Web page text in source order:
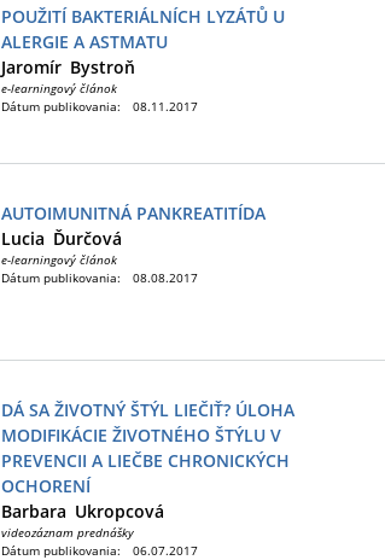
POUŽITÍ BAKTERIÁLNÍCH LYZÁTŮ U
ALERGIE A ASTMATU
Jaromír Bystroň
e-learningový článok
Dátum publikovania:
08.11.2017
AUTOIMUNITNÁ PANKREATITÍDA
Lucia Ďurčová
e-learningový článok
Dátum publikovania:
08.08.2017
DÁ SA ŽIVOTNÝ ŠTÝL LIEČIŤ? ÚLOHA
MODIFIKÁCIE ŽIVOTNÉHO ŠTÝLU V
PREVENCII A LIEČBE CHRONICKÝCH
OCHORENÍ
Barbara Ukropcová
videozáznam prednášky
Dátum publikovania:
06.07.2017